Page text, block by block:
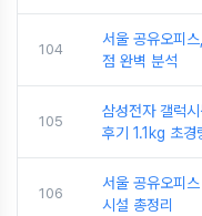
104
서울 공유오피
점 완벽 분석
105
삼성전자 갤럭
후기 1.1kg 초경
106
서울 공유오피
시설 총정리